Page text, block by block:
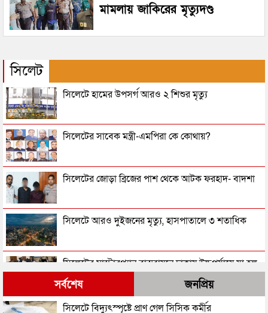
মামলায় জাকিরের মৃত্যুদণ্ড
সিলেট
সিলেটে হামের উপসর্গ আরও ২ শিশুর মৃত্যু
সিলেটের সাবেক মন্ত্রী-এমপিরা কে কোথায়?
সিলেটের জোড়া ব্রিজের পাশ থেকে আটক ফরহাদ- বাদশা
সিলেটে আরও দুইজনের মৃত্যু, হাসপাতালে ৩ শতাধিক
সিলেটের মাস্টারপ্ল্যান বাস্তবায়নে ঢাকায় উচ্চপর্যায়ে যা হল
সিলেটে বিচার নিয়ে হতাশ ৬ শহীদ পরিবার
সর্বশেষ জনপ্রিয়
সিলেটে বিদ্যুৎস্পৃষ্টে প্রাণ গেল সিসিক কর্মীর